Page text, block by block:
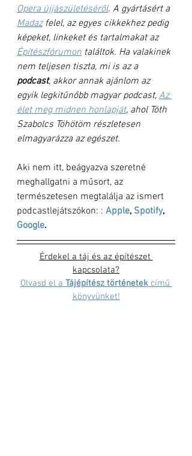
Opera újjászületéséről. A gyártásért a
Madaz felel, az egyes cikkekhez pedig
képeket, linkeket és tartalmakat az
Építészfórumon találtok. Ha valakinek
nem teljesen tiszta, mi is az a
podcast, akkor annak ajánlom az
egyik legkitűnőbb magyar podcast, Az
élet meg midnen honlapját, ahol Tóth
Szabolcs Töhötöm részletesen
elmagyarázza az egészet.
Aki nem itt, beágyazva szeretné
meghallgatni a műsort, az
természetesen megtalálja az ismert
podcastlejátszókon: : Apple, Spotify,
Google.
Érdekel a táj és az építészet
kapcsolata?
Olvasd el a Tájépítész történetek című
könyvünket!